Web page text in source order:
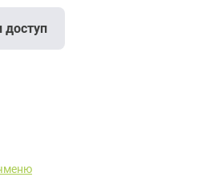
доступ